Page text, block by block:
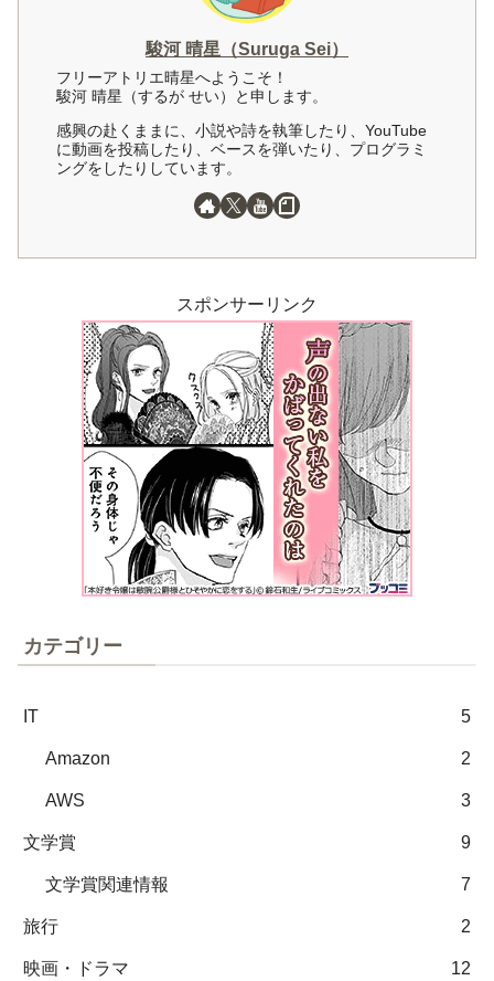
駿河 晴星（Suruga Sei）
フリーアトリエ晴星へようこそ！
駿河 晴星（するが せい）と申します。
感興の赴くままに、小説や詩を執筆したり、YouTube
に動画を投稿したり、ベースを弾いたり、プログラミ
ングをしたりしています。
スポンサーリンク
カテゴリー
IT 5
Amazon 2
AWS 3
文学賞 9
文学賞関連情報 7
旅行 2
映画・ドラマ 12